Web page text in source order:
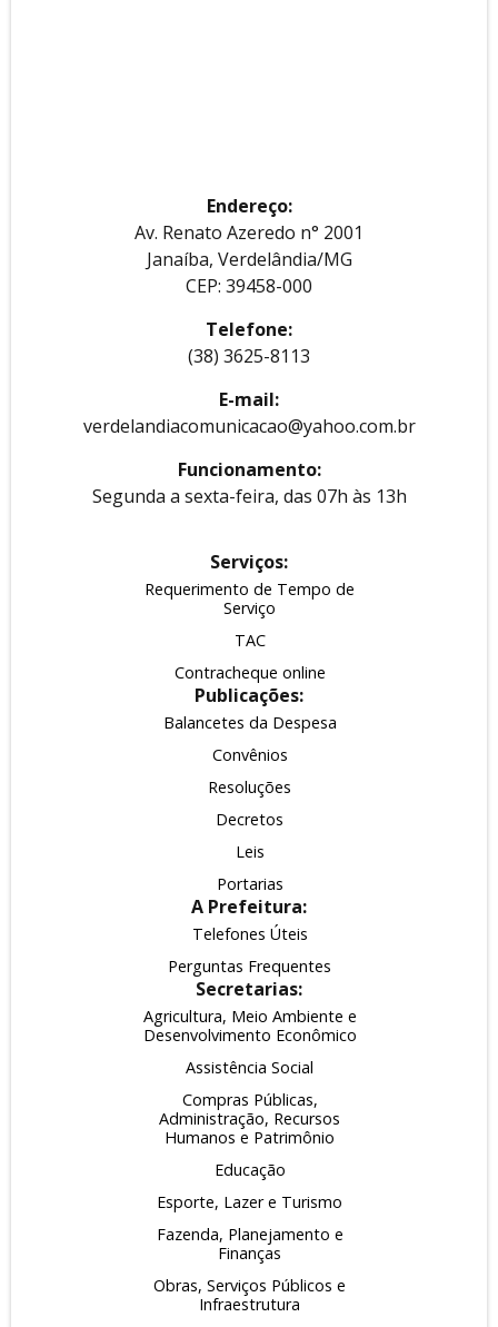
Endereço:
Av. Renato Azeredo n° 2001
Janaíba, Verdelândia/MG
CEP: 39458-000
Telefone:
(38) 3625-8113
E-mail:
verdelandiacomunicacao@yahoo.com.br
Funcionamento:
Segunda a sexta-feira, das 07h às 13h
Serviços:
Requerimento de Tempo de
Serviço
TAC
Contracheque online
Publicações:
Balancetes da Despesa
Convênios
Resoluções
Decretos
Leis
Portarias
A Prefeitura:
Telefones Úteis
Perguntas Frequentes
Secretarias:
Agricultura, Meio Ambiente e
Desenvolvimento Econômico
Assistência Social
Compras Públicas,
Administração, Recursos
Humanos e Patrimônio
Educação
Esporte, Lazer e Turismo
Fazenda, Planejamento e
Finanças
Obras, Serviços Públicos e
Infraestrutura